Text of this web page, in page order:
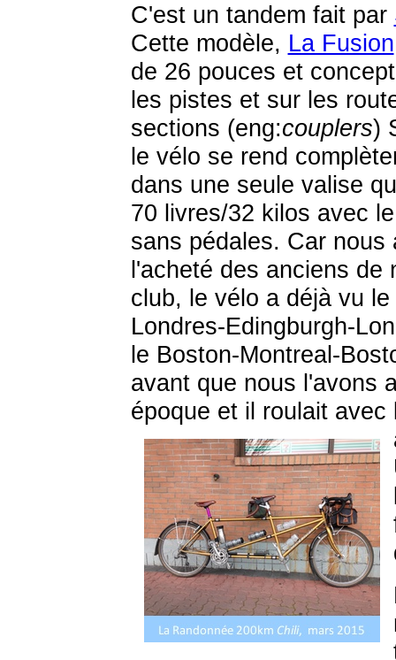
C'est un tandem fait par
Cette modèle, La Fusion
de 26 pouces et
les pistes et sur les
sections (eng:couplers)
le vélo se rend
dans une seule valise
70 livres/32 kilos avec
sans pédales. Car nous
l'acheté des anciens de
club, le vélo a déjà vu le
Londres-Edingburgh-
le Boston-Montreal-
avant que nous l'avons
époque et il roulait